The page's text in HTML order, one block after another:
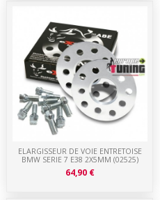
ELARGISSEUR DE VOIE ENTRETOISE
BMW SERIE 7 E38 2X5MM (02525)
64,90 €